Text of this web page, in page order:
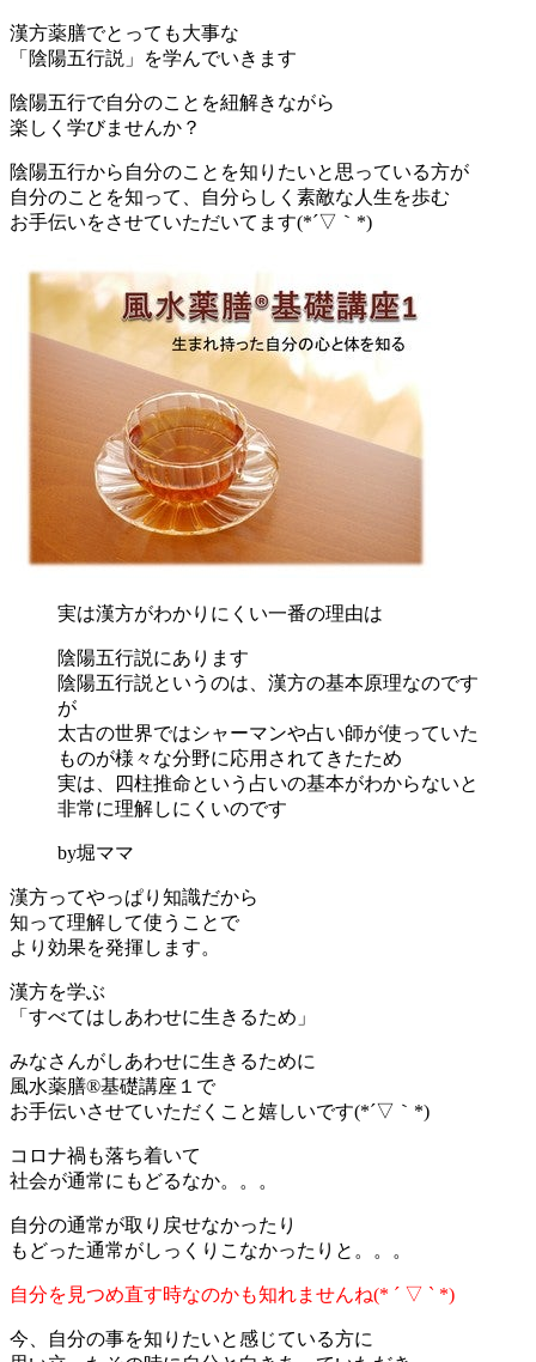
漢方薬膳でとっても大事な
「陰陽五行説」を学んでいきます
陰陽五行で自分のことを紐解きながら
楽しく学びませんか？
陰陽五行から自分のことを知りたいと思っている方が
自分のことを知って、自分らしく素敵な人生を歩む
お手伝いをさせていただいてます(*´▽｀*)
実は漢方がわかりにくい一番の理由は
陰陽五行説にあります
陰陽五行説というのは、漢方の基本原理なのです
が
太古の世界ではシャーマンや占い師が使っていた
ものが様々な分野に応用されてきたため
実は、四柱推命という占いの基本がわからないと
非常に理解しにくいのです
by堀ママ
漢方ってやっぱり知識だから
知って理解して使うことで
より効果を発揮します。
漢方を学ぶ
「すべてはしあわせに生きるため」
みなさんがしあわせに生きるために
風水薬膳®基礎講座１で
お手伝いさせていただくこと嬉しいです(*´▽｀*)
コロナ禍も落ち着いて
社会が通常にもどるなか。。。
自分の通常が取り戻せなかったり
もどった通常がしっくりこなかったりと。。。
自分を見つめ直す時なのかも知れませんね(* ´ ▽ ` *)
今、自分の事を知りたいと感じている方に